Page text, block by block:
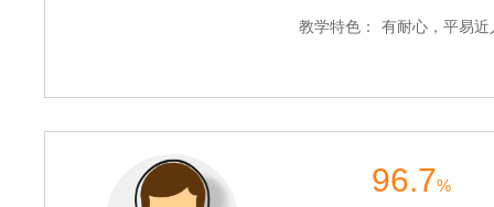
教学特色： 有耐心，平易
96.7%